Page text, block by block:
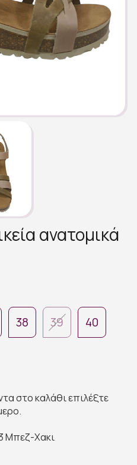
ανατομικά
38 39 40
στο καλάθι επιλέξτε
Μπεζ-Χακι